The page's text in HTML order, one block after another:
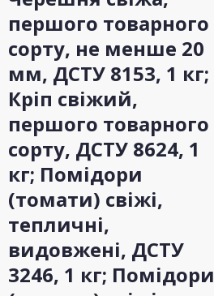
першого товарного
сорту, не менше 20
мм, ДСТУ 8153, 1 кг;
Кріп свіжий,
першого товарного
сорту, ДСТУ 8624, 1
кг; Помідори
(томати) свіжі,
тепличні,
видовжені, ДСТУ
3246, 1 кг; Помідори